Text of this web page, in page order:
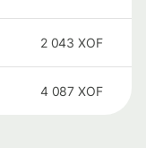
2 043 XOF
4 087 XOF